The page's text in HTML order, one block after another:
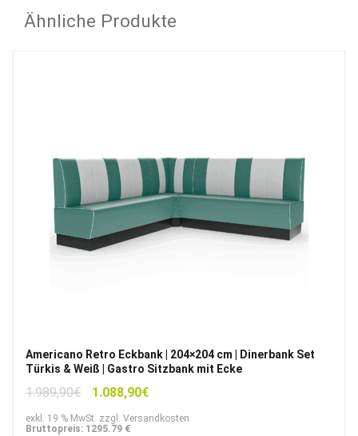
Ähnliche Produkte
Americano Retro Eckbank | 204×204 cm | Dinerbank Set
Türkis & Weiß | Gastro Sitzbank mit Ecke
1.989,90€
Ursprünglicher
war:
1.088,90€Aktueller
ist:
exkl. 19 % MwSt. zzgl. Versandkosten
Bruttopreis: 1295.79 €